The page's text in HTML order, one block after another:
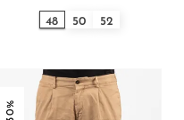
48 50 52
-30%